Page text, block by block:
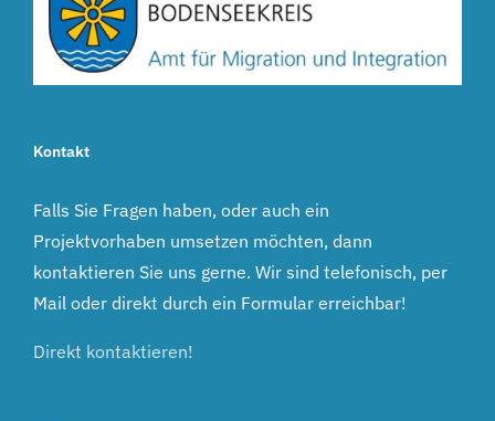
Kontakt
Falls Sie Fragen haben, oder auch ein
Projektvorhaben umsetzen möchten, dann
kontaktieren Sie uns gerne. Wir sind telefonisch, per
Mail oder direkt durch ein Formular erreichbar!
Direkt kontaktieren!